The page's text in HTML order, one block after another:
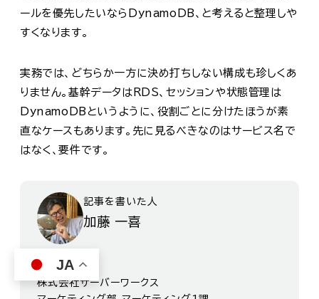
JA
ールを優先したいならDynamoDB、と考えると整理しや
すくなります。
実務では、どちらか一方に決め打ちしない構成も珍しくあ
りません。基幹データはRDS、セッションや状態管理は
DynamoDBというように、役割ごとに分けたほうが素
直なケースもあります。先に見るべきなのはサービス名で
はなく、要件です。
記事を書いた人
加藤 一喜
株式会社サーバーワークス